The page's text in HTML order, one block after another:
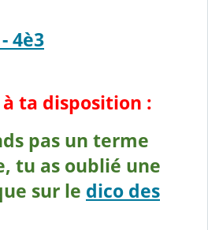
4è3
ta disposition :
pas un terme
tu as oublié une
sur le dico des